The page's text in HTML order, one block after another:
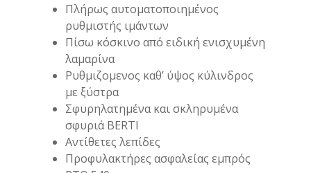
Πλήρως αυτοματοποιημένος
ρυθμιστής ιμάντων
Πίσω κόσκινο από ειδική ενισχυμένη
λαμαρίνα
Ρυθμιζομενος καθ’ ύψος κύλινδρος
με ξύστρα
Σφυρηλατημένα και σκληρυμένα
σφυριά BERTI
Αντίθετες λεπίδες
Προφυλακτήρες ασφαλείας εμπρός